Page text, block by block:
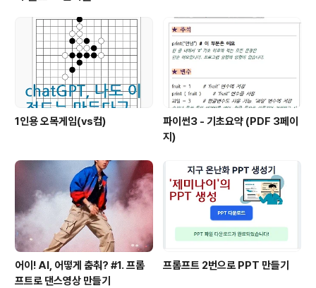
이지만, 이제 석별의 정을 나누어야 할 때가 온 것 같습니다
:) 바로 에셋스토어란 곳에서 멋진 플레이어를 발견했기 때
문이지요. 오늘은 에셋스토어라는 데에 접근하여 한 로봇
캐릭터를 다운받아 유니티의 인월드..
1인용 오목게임(vs컴)
파이썬3 - 기초요약 (PDF 3페이
지)
어이! AI, 어떻게 춤춰? #1. 프롬
프트로 댄스영상 만들기
프롬프트 2번으로 PPT 만들기